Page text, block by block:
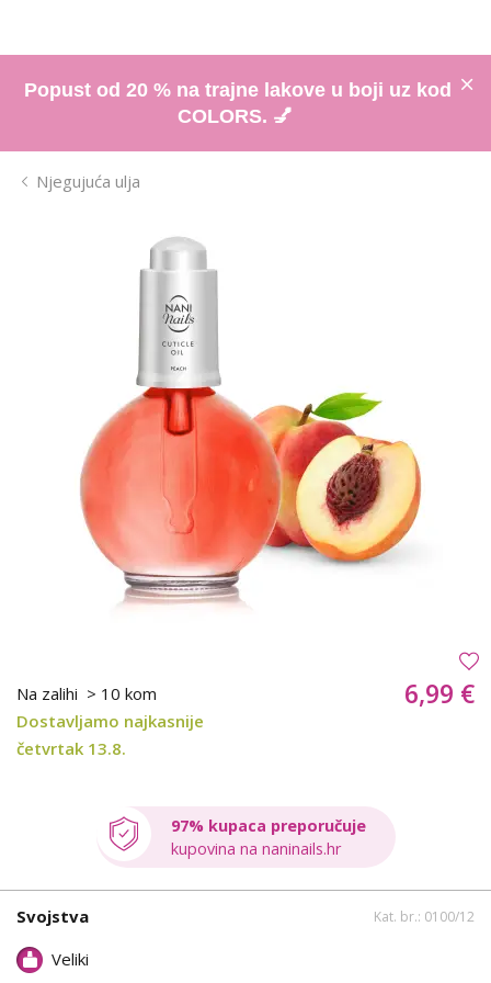
Popust od 20 % na trajne lakove u boji uz kod
COLORS. 💅
Njegujuća ulja
Na zalihi > 10 kom
Dostavljamo najkasnije
četvrtak 13.8.
6,99 €
97% kupaca preporučuje
kupovina na naninails.hr
Svojstva Kat. br.: 0100/12
Veliki